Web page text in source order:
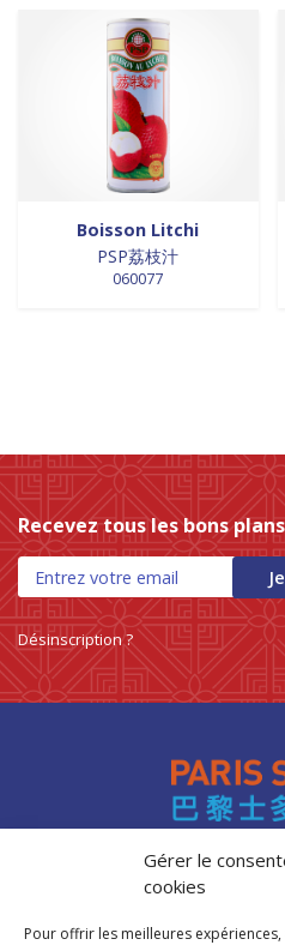
Gérer le
cookies
Pour offrir les meilleures
Boisson Litchi
PSP荔枝汁
060077
Recevez tous les bons
Désinscription ?
Accès